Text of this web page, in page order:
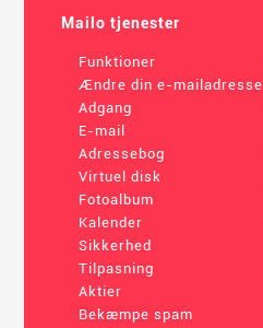
Mailo tjenester
Funktioner
Ændre din e-mailadresse
Adgang
E-mail
Adressebog
Virtuel disk
Fotoalbum
Kalender
Sikkerhed
Tilpasning
Aktier
Bekæmpe spam